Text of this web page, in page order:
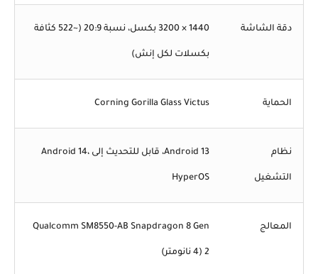
دقة الشاشة 1440 × 3200 بكسل، نسبة 20:9 (~522 كثافة
بكسلات لكل إنش)
الحماية Corning Gorilla Glass Victus
نظام
التشغيل
Android 13، قابل للتحديث إلى Android 14،
HyperOS
المعالج Qualcomm SM8550-AB Snapdragon 8 Gen
2 (4 نانومتر)